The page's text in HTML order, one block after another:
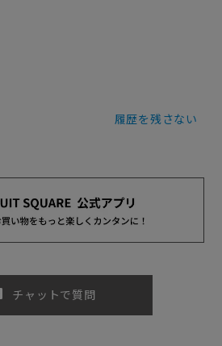
履歴を残さない
チャットで質問